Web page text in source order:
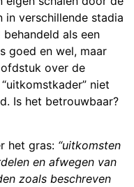
in verschillende stadia
als een
goed en wel, maar
over de
niet
Is het betrouwbaar?
het gras: “uitkomsten
en afwegen van
zoals beschreven